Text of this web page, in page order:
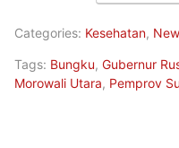
Categories: Kesehatan,
Tags: Bungku, Gubernur
Morowali Utara, Pemprov